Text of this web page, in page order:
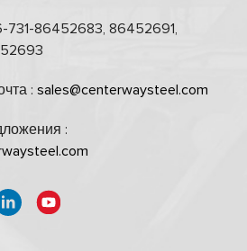
86452683, 86452691,
: sales@centerwaysteel.com
: